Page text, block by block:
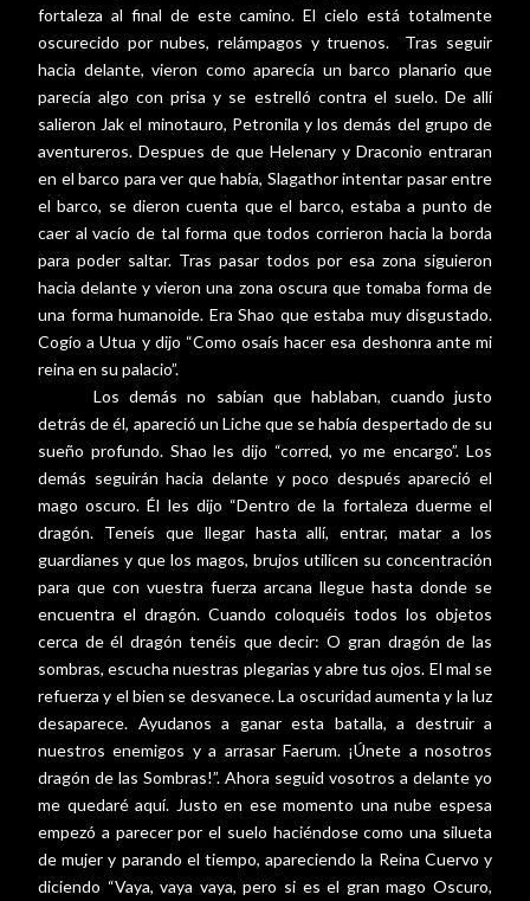
fortaleza al final de este camino. El cielo está totalmente
oscurecido por nubes, relámpagos y truenos.
Tras seguir
hacia delante, vieron como aparecía un barco planario que
parecía algo con prisa y se estrelló contra el suelo. De allí
salieron Jak el minotauro, Petronila y los demás del grupo de
aventureros. Despues de que Helenary y Draconio entraran
en el barco para ver que había, Slagathor intentar pasar entre
el barco, se dieron cuenta que el barco, estaba a punto de
caer al vacío de tal forma que todos corrieron hacia la borda
para poder saltar. Tras pasar todos por esa zona siguieron
hacia delante y vieron una zona oscura que tomaba forma de
una forma humanoide. Era Shao que estaba muy disgustado.
Cogío a Utua y dijo “Como osaís hacer esa deshonra ante mi
reina en su palacio”.
Los demás no sabían que hablaban, cuando justo
detrás de él, apareció un Liche que se había despertado de su
sueño profundo. Shao les dijo “corred, yo me encargo”. Los
demás seguirán hacia delante y poco después apareció el
mago oscuro. Él les dijo “Dentro de la fortaleza duerme el
dragón. Teneís que llegar hasta allí, entrar, matar a los
guardianes y que los magos, brujos utilicen su concentración
para que con vuestra fuerza arcana llegue hasta donde se
encuentra el dragón. Cuando coloquéis todos los objetos
cerca de él dragón tenéis que decir: O gran dragón de las
sombras, escucha nuestras plegarias y abre tus ojos. El mal se
refuerza y el bien se desvanece. La oscuridad aumenta y la luz
desaparece. Ayudanos a ganar esta batalla, a destruir a
nuestros enemigos y a arrasar Faerum. ¡Únete a nosotros
dragón de las Sombras!”. Ahora seguid vosotros a delante yo
me quedaré aquí. Justo en ese momento una nube espesa
empezó a parecer por el suelo haciéndose como una silueta
de mujer y parando el tiempo, apareciendo la Reina Cuervo y
diciendo “Vaya, vaya vaya, pero si es el gran mago Oscuro,